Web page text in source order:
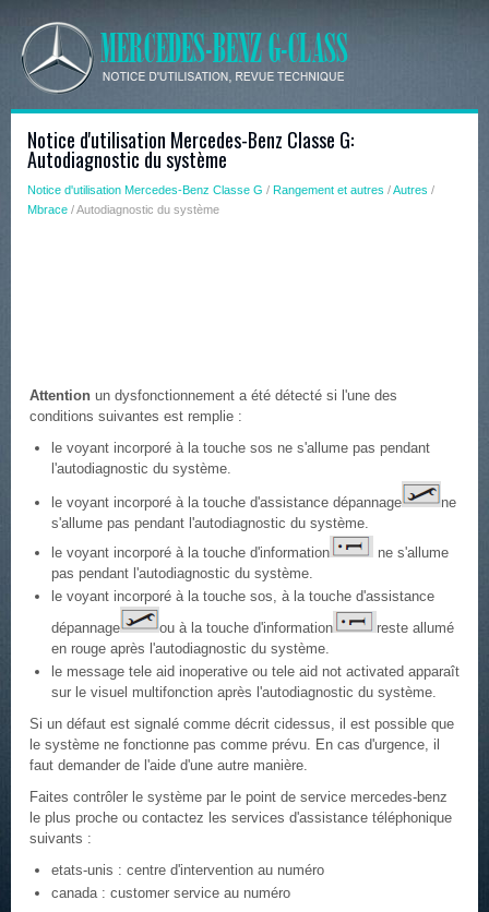
Notice d'utilisation Mercedes-Benz Classe G:
Autodiagnostic du système
Notice d'utilisation Mercedes-Benz Classe G / Rangement et autres /Autres /
Mbrace / Autodiagnostic du système
Attention un dysfonctionnement a été détecté si l'une des
conditions suivantes est remplie :
le voyant incorporé à la touche sos ne s'allume pas pendant
l'autodiagnostic du système.
le voyant incorporé à la touche d'assistance dépannage
ne
s'allume pas pendant l'autodiagnostic du système.
le voyant incorporé à la touche d'information
ne s'allume
pas pendant l'autodiagnostic du système.
le voyant incorporé à la touche sos, à la touche d'assistance
dépannage
ou à la touche d'information
reste allumé
en rouge après l'autodiagnostic du système.
le message tele aid inoperative ou tele aid not activated apparaît
sur le visuel multifonction après l'autodiagnostic du système.
Si un défaut est signalé comme décrit cidessus, il est possible que
le système ne fonctionne pas comme prévu. En cas d'urgence, il
faut demander de l'aide d'une autre manière.
Faites contrôler le système par le point de service mercedes-benz
le plus proche ou contactez les services d'assistance téléphonique
suivants :
etats-unis : centre d'intervention au numéro
canada : customer service au numéro